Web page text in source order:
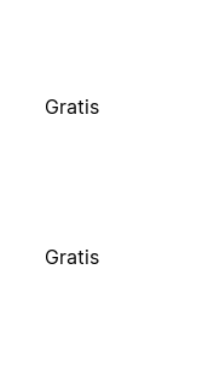
Gratis
Gratis